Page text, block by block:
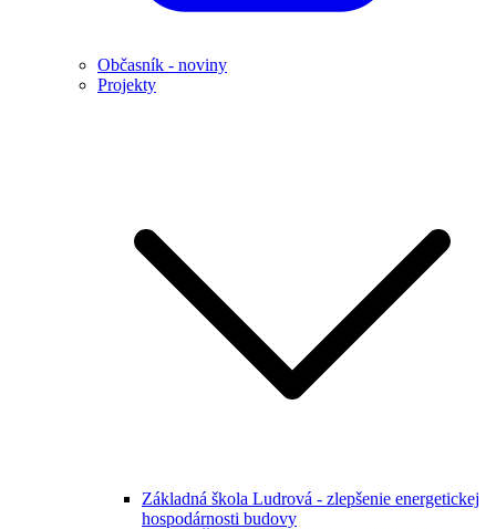
Občasník - noviny
Projekty
Základná škola Ludrová - zlepšenie energetickej
hospodárnosti budovy